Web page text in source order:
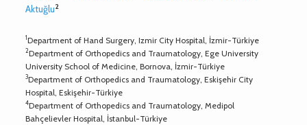
Aktuğlu2
1Department of Hand Surgery, Izmir City Hospital, İzmir-Türkiye
2Department of Orthopedics and Traumatology, Ege University
University School of Medicine, Bornova, İzmir-Türkiye
3Department of Orthopedics and Traumatology, Eskişehir City
Hospital, Eskişehir-Türkiye
4Department of Orthopedics and Traumatology, Medipol
Bahçelievler Hospital, İstanbul-Türkiye